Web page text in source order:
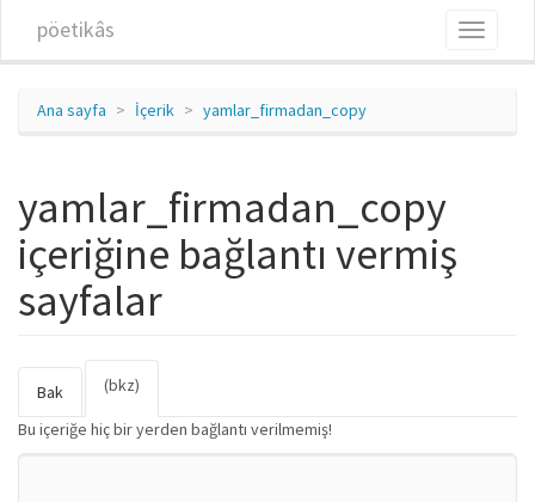
pöetikâs
Toggle
Ana sayfa İçerik yamlar_firmadan_copy
yamlar_firmadan_copy
içeriğine bağlantı vermiş
sayfalar
Birincil sekmeler
Bak (bkz)
Bu içeriğe hiç bir yerden bağlantı verilmemiş!